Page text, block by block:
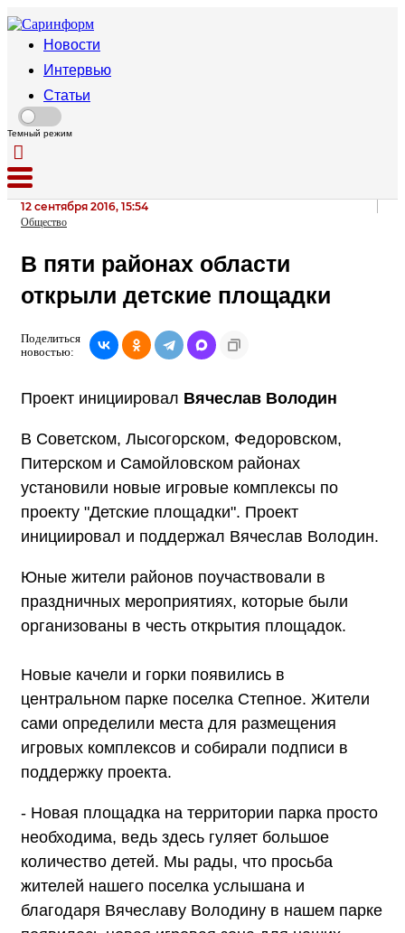
Новости
Интервью
Статьи
Темный режим
12 сентября 2016, 15:54
Общество
В пяти районах области
открыли детские площадки
Поделиться
новостью:
Проект инициировал Вячеслав Володин
В Советском, Лысогорском, Федоровском,
Питерском и Самойловском районах
установили новые игровые комплексы по
проекту "Детские площадки". Проект
инициировал и поддержал Вячеслав Володин.
Юные жители районов поучаствовали в
праздничных мероприятиях, которые были
организованы в честь открытия площадок.
Новые качели и горки появились в
центральном парке поселка Степное. Жители
сами определили места для размещения
игровых комплексов и собирали подписи в
поддержку проекта.
- Новая площадка на территории парка просто
необходима, ведь здесь гуляет большое
количество детей. Мы рады, что просьба
жителей нашего поселка услышана и
благодаря Вячеславу Володину в нашем парке